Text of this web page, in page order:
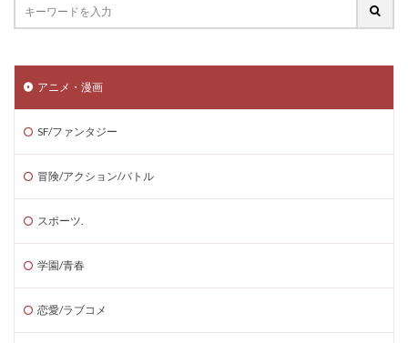
アニメ・漫画
SF/ファンタジー
冒険/アクション/バトル
スポーツ.
学園/青春
恋愛/ラブコメ